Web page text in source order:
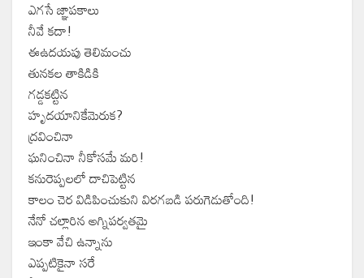
ఎగసే జ్ఞాపకాలు
నీవే కదా!
ఈఉదయపు తెలిమంచు
తునకల తాకిడికి
గడ్డకట్టిన
హృదయానికేమెరుక?
ద్రవించినా
ఘనించినా నీకోసమే మరి!
కనురెప్పలలో దాచిపెట్టిన
కాలం చెర విడిపించుకుని విరగబడి పరుగెడుతోంది!
నేనో చల్లారిన అగ్నిపర్వతమై
ఇంకా వేచి ఉన్నాను
ఎప్పటికైనా సరే